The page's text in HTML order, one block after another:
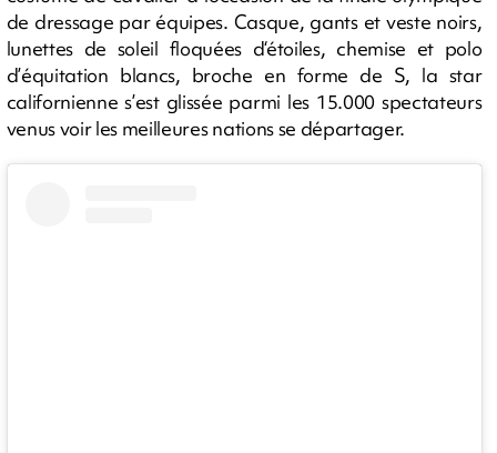
de dressage par équipes. Casque, gants et veste noirs,
lunettes de soleil floquées d‘étoiles, chemise et polo
d’équitation blancs, broche en forme de S, la star
californienne s’est glissée parmi les 15.000 spectateurs
venus voir les meilleures nations se départager.